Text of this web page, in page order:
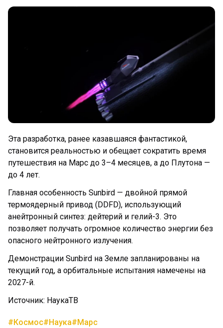
Эта разработка, ранее казавшаяся фантастикой,
становится реальностью и обещает сократить время
путешествия на Марс до 3–4 месяцев, а до Плутона —
до 4 лет.
Главная особенность Sunbird — двойной прямой
термоядерный привод (DDFD), использующий
анейтронный синтез: дейтерий и гелий-3. Это
позволяет получать огромное количество энергии без
опасного нейтронного излучения.
Демонстрации Sunbird на Земле запланированы на
текущий год, а орбитальные испытания намечены на
2027-й.
Источник: НаукаТВ
#Космос#Наука#Марс